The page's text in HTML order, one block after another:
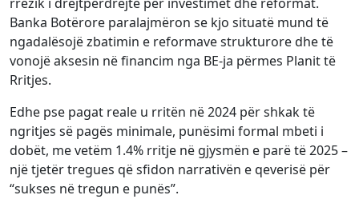
Banka Botërore paralajmëron se kjo situatë mund të
ngadalësojë zbatimin e reformave strukturore dhe të
vonojë aksesin në financim nga BE-ja përmes Planit të
Rritjes.
Edhe pse pagat reale u rritën në 2024 për shkak të
ngritjes së pagës minimale, punësimi formal mbeti i
dobët, me vetëm 1.4% rritje në gjysmën e parë të 2025 –
një tjetër tregues që sfidon narrativën e qeverisë për
“sukses në tregun e punës”.